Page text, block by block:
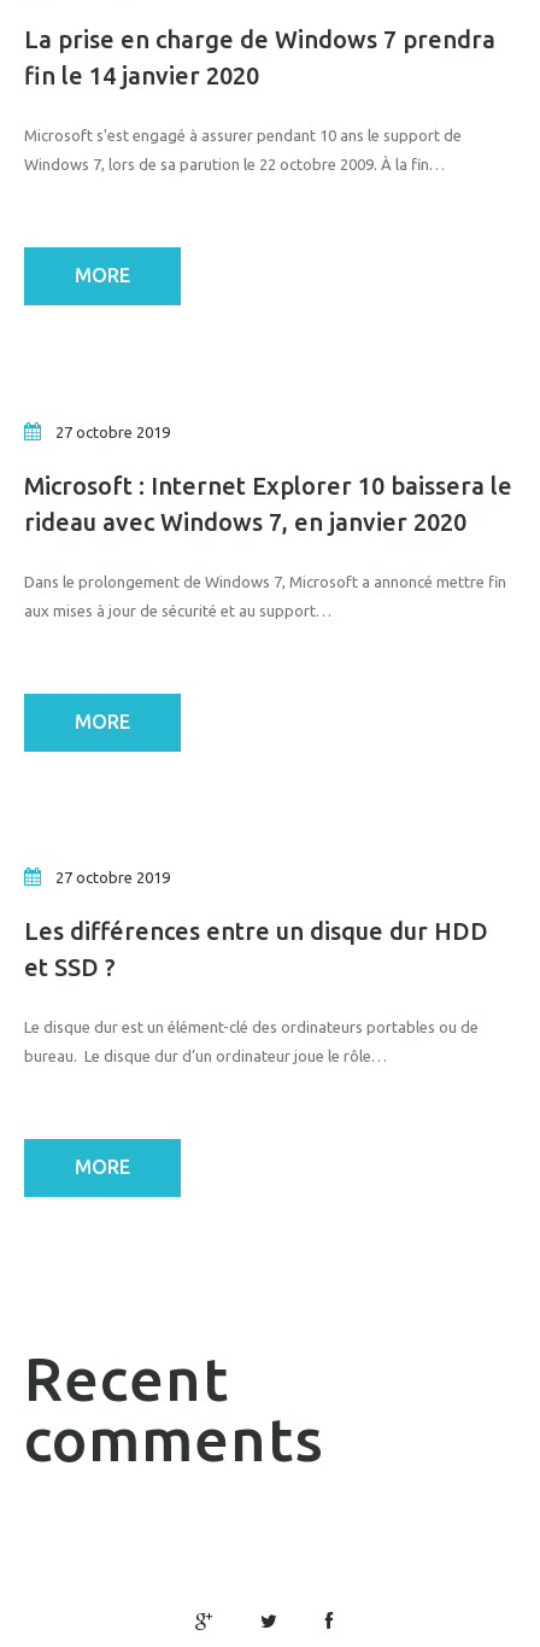
La prise en charge de Windows 7 prendra
fin le 14 janvier 2020
Microsoft s'est engagé à assurer pendant 10 ans le support de
Windows 7, lors de sa parution le 22 octobre 2009. À la fin…
MORE
27 octobre 2019
Microsoft : Internet Explorer 10 baissera le
rideau avec Windows 7, en janvier 2020
Dans le prolongement de Windows 7, Microsoft a annoncé mettre fin
aux mises à jour de sécurité et au support…
MORE
27 octobre 2019
Les différences entre un disque dur HDD
et SSD ?
Le disque dur est un élément-clé des ordinateurs portables ou de
bureau. Le disque dur d’un ordinateur joue le rôle…
MORE
Recent
comments